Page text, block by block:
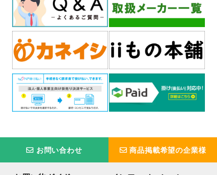
お問い合わせ 商品掲載希望の企業様